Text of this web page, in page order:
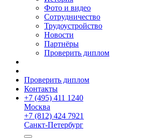
Фото и видео
Сотрудничество
Трудоустройство
Новости
Партнёры
Проверить диплом
Проверить диплом
Контакты
+7 (495) 411 1240
Москва
+7 (812) 424 7921
Санкт-Петербург